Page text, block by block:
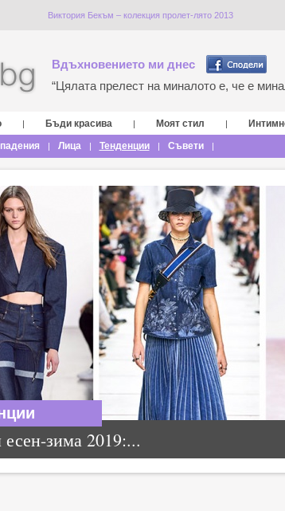
Виктория Бекъм – колекция пролет-лято 2013
Вдъхновението ми днес
“Цялата прелест на миналото е, че е
| Бъди красива | Моят стил |
| Лица | Тенденции | Съвети |
зима 2019:...